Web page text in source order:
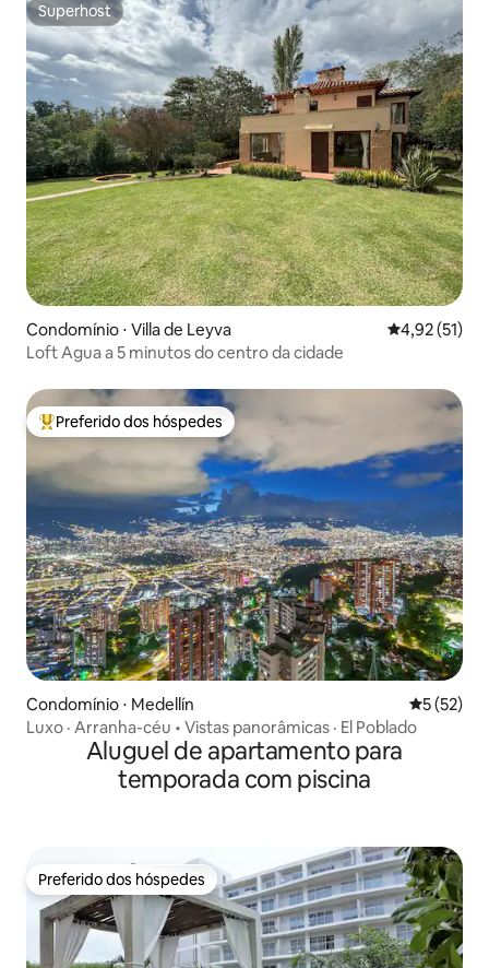
Superhost
Superhost
Condomínio ⋅ Villa de Leyva 4,92 de uma
4,92 (51)
Loft Agua a 5 minutos do centro da cidade
Entre os melhores preferidos dos hóspedes
Preferido dos hóspedes
Condomínio ⋅ Medellín 5 de uma
5 (52)
Luxo · Arranha-céu • Vistas panorâmicas · El Poblado
Aluguel de apartamento para
temporada com piscina
Preferido dos hóspedes
Preferido dos hóspedes